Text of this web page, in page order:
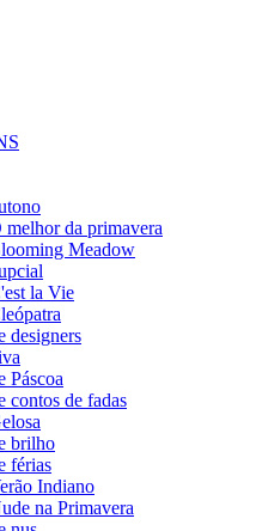
melhor da primavera
Meadow
la Vie
designers
Páscoa
contos de fadas
brilho
férias
Indiano
na Primavera